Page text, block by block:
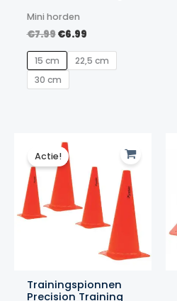
Mini horden
€7.99Oorspronkelijke
was:
€7.99.
€6.99Huidige
is:
€6.99.
15 cm
22,5 cm
30 cm
Actie!
Trainingspionnen
Precision Training